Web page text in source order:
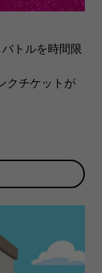
トルを時間限
クチケットが